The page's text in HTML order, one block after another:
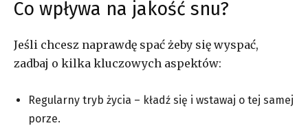
Co wpływa na jakość snu?
Jeśli chcesz naprawdę spać żeby się wyspać,
zadbaj o kilka kluczowych aspektów:
Regularny tryb życia – kładź się i wstawaj o tej samej
porze.